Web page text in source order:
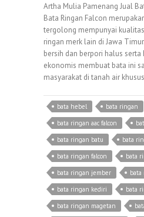
Artha Mulia Pamenang Jual
Bata Ringan Falcon
tergolong mempunyai
ringan merk lain di Jawa
bersih dan berpori halus serta
ekonomis membuat bata ini
masyarakat di tanah air
bata hebel bata ringan
bata ringan aac falcon
bata ringan batu
bata
bata ringan falcon
bata
bata ringan jember
bata ringan kediri
bata
bata ringan magetan